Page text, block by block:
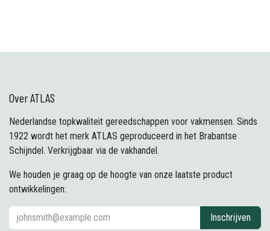
Over ATLAS
Nederlandse topkwaliteit gereedschappen voor vakmensen. Sinds
1922 wordt het merk ATLAS geproduceerd in het Brabantse
Schijndel. Verkrijgbaar via de vakhandel.
We houden je graag op de hoogte van onze laatste product
ontwikkelingen:
Inschrijven